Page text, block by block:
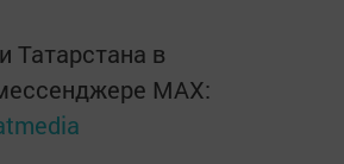
Татарстана в
MАХ: